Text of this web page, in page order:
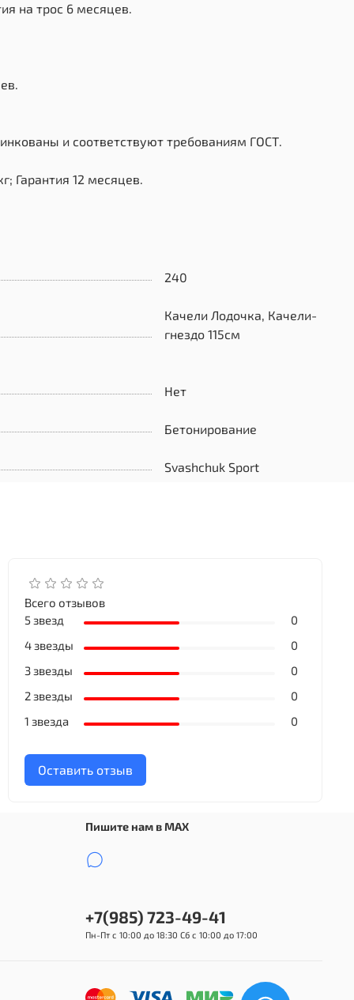
на трос 6 месяцев.
и соответствуют требованиям ГОСТ.
Гарантия 12 месяцев.
240
Качели Лодочка, Качели-
гнездо 115см
Нет
Бетонирование
Svashchuk Sport
Всего отзывов
5 звезд
0
4 звезды
0
3 звезды
0
2 звезды
0
1 звезда
0
Оставить отзыв
Пишите нам в MAX
+7(985) 723-49-41
Пн-Пт с 10:00 до 18:30 Сб с 10:00 до 17:00